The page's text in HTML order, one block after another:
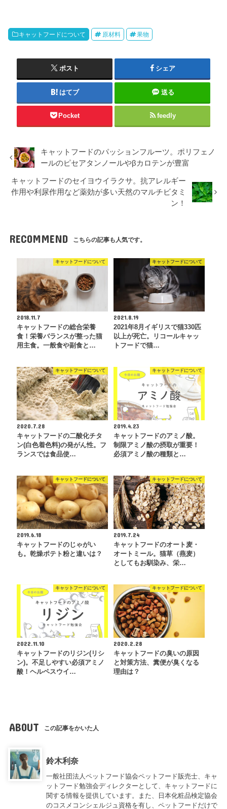
キャットフードについて 原材料 果物
ポスト シェア
はてブ 送る
Pocket feedly
キャットフードのパッションフルーツ。ポリフェノ
ールのピセアタンノールやβカロテンが豊富
キャットフードのセイヨウイラクサ。抗アレルギー
作用や利尿作用など薬効が多い天然のマルチビタミ
ン！
RECOMMEND こちらの記事も人気です。
キャットフードについて
2018.11.7
キャットフードの総合栄養
食！栄養バランスが整った猫
用主食。一般食や副食と…
キャットフードについて
2021.8.19
2021年8月イギリスで猫330匹
以上が死亡。リコールキャッ
トフードで猫…
キャットフードについて
2020.7.28
キャットフードの二酸化チタ
ン(白色着色料)の発がん性。フ
ランスでは食品使…
キャットフードについて
2019.4.23
キャットフードのアミノ酸。
制限アミノ酸の摂取が重要！
必須アミノ酸の種類と…
キャットフードについて
2019.6.18
キャットフードのじゃがい
も。乾燥ポテト粉と違いは？
キャットフードについて
2019.7.24
キャットフードのオート麦・
オートミール。猫草（燕麦）
としてもお馴染み、栄…
キャットフードについて
2022.11.10
キャットフードのリジン(リシ
ン)。不足しやすい必須アミノ
酸！ヘルペスウイ…
キャットフードについて
2020.2.28
キャットフードの臭いの原因
と対策方法、糞便が臭くなる
理由は？
ABOUT この記事をかいた人
鈴木利奈
一般社団法人ペットフード協会ペットフード販売士、キャ
ットフード勉強会ディレクターとして、キャットフードに
関する情報を提供しています。また、日本化粧品検定協会
のコスメコンシェルジュ資格を有し、ペットフードだけで